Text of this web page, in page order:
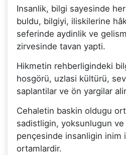
Insanlik, bilgi sayesinde
buldu, bilgiyi, iliskilerine
seferinde aydinlik ve
zirvesinde tavan yapti.
Hikmetin rehberligindeki
hosgörü, uzlasi kültürü,
saplantilar ve ön yargilar
Cehaletin baskin oldugu
sadistligin, yoksunlugun
pençesinde insanligin inim
ortamlardir.